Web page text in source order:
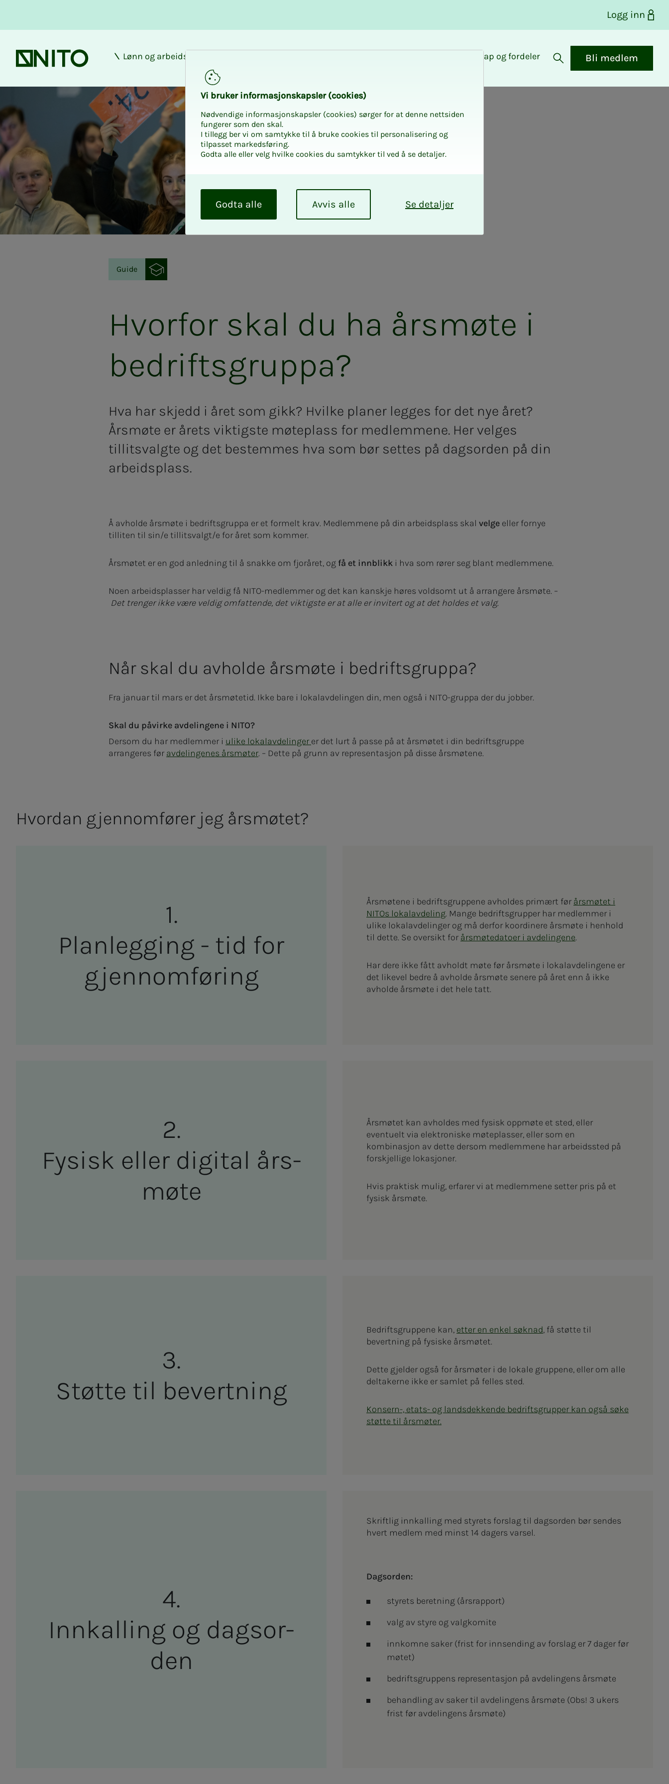
Logg inn
Forsiden
Lønn og arbeidsforhold Medlemskap og fordeler
Åpne søk
Bli medlem
Guide
Hvorfor skal du ha årsmøte i
bedriftsgruppa?
Hva har skjedd i året som gikk? Hvilke planer legges for det nye året?
Årsmøte er årets viktigste møteplass for medlemmene. Her velges
tillitsvalgte og det bestemmes hva som bør settes på dagsorden på din
arbeidsplass.
Å avholde årsmøte i bedriftsgruppa er et formelt krav. Medlemmene på din arbeidsplass skal velge eller fornye
tilliten til sin/e tillitsvalgt/e for året som kommer.
Årsmøtet er en god anledning til å snakke om fjoråret, og få et innblikk i hva som rører seg blant medlemmene.
Noen arbeidsplasser har veldig få NITO-medlemmer og det kan kanskje høres voldsomt ut å arrangere årsmøte. –
Det trenger ikke være veldig omfattende, det viktigste er at alle er invitert og at det holdes et valg.
Når skal du avholde årsmøte i bedriftsgruppa?
Fra januar til mars er det årsmøtetid. Ikke bare i lokalavdelingen din, men også i NITO-gruppa der du jobber.
Skal du påvirke avdelingene i NITO?
Dersom du har medlemmer i ulike lokalavdelinger er det lurt å passe på at årsmøtet i din bedriftsgruppe
arrangeres før avdelingenes årsmøter. – Dette på grunn av representasjon på disse årsmøtene.
Hvor­­­­­dan gjen­­­­­nom­­­fø­­­rer jeg års­­­mø­­­tet?
Plan­­­leg­­­ging - tid for
gjen­­­­­nom­­­fø­ring
Årsmøtene i bedriftsgruppene avholdes primært før årsmøtet i
NITOs lokalavdeling. Mange bedriftsgrupper har medlemmer i
ulike lokalavdelinger og må derfor koordinere årsmøte i henhold
til dette. Se oversikt for årsmøtedatoer i avdelingene.
Har dere ikke fått avholdt møte før årsmøte i lokalavdelingene er
det likevel bedre å avholde årsmøte senere på året enn å ikke
avholde årsmøte i det hele tatt.
Fy­­­sisk el­­­ler di­­­gi­­­tal års­­­
møte
Årsmøtet kan avholdes med fysisk oppmøte et sted, eller
eventuelt via elektroniske møteplasser, eller som en
kombinasjon av dette dersom medlemmene har arbeidssted på
forskjellige lokasjoner.
Hvis praktisk mulig, erfarer vi at medlemmene setter pris på et
fysisk årsmøte.
Støt­­­te til be­ver­t­­­ning
Bedriftsgruppene kan, etter en enkel søknad, få støtte til
bevertning på fysiske årsmøtet.
Dette gjelder også for årsmøter i de lokale gruppene, eller om alle
deltakerne ikke er samlet på felles sted.
Konsern-, etats- og landsdekkende bedriftsgrupper kan også søke
støtte til årsmøter.
Inn­­­kal­­­ling og dags­­­or­­­
den
Skriftlig innkalling med styrets forslag til dagsorden bør sendes
hvert medlem med minst 14 dagers varsel.
Dagsorden:
styrets beretning (årsrapport)
valg av styre og valgkomite
innkomne saker (frist for innsending av forslag er 7 dager før
møtet)
bedriftsgruppens representasjon på avdelingens årsmøte
behandling av saker til avdelingens årsmøte (Obs! 3 ukers
frist før avdelingens årsmøte)
Vi bru­­­ker in­­­for­­­ma­­­sjons­­­kaps­­­­­ler (cookies)
Nødvendige informasjonskapsler (cookies) sørger for at denne nettsiden
fungerer som den skal.
I tillegg ber vi om samtykke til å bruke cookies til personalisering og
tilpasset markedsføring.
Godta alle eller velg hvilke cookies du samtykker til ved å se detaljer.
v
e
Se detaljer
Avvis alle
Godta alle